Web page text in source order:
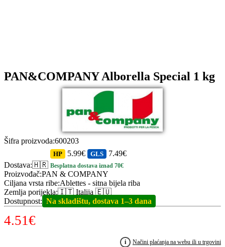
PAN&COMPANY Alborella Special 1 kg
Šifra proizvoda:600203
Dostava:🇭🇷
HP 5.99€ GLS 7.49€
Besplatna dostava iznad 70€
Proizvođač:PAN & COMPANY
Ciljana vrsta ribe:Ablettes - sitna bijela riba
Zemlja porijekla:🇮🇹 Italija 🇪🇺
Dostupnost: Na skladištu, dostava 1–3 dana
4.51€
i
Načini plaćanja na webu ili u trgovini